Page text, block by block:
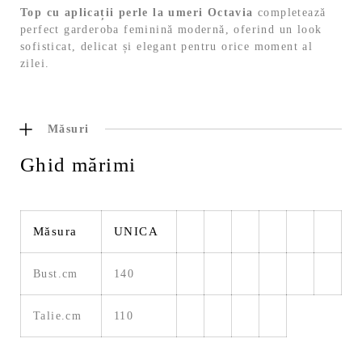
Top cu aplicații perle la umeri Octavia completează
perfect garderoba feminină modernă, oferind un look
sofisticat, delicat și elegant pentru orice moment al
zilei.
Măsuri
Ghid mărimi
Măsura UNICA
Bust.cm 140
Talie.cm 110